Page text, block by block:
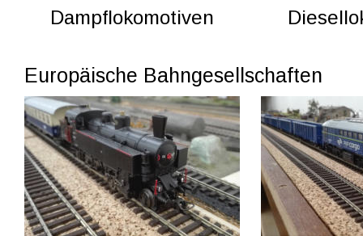
Dampflokomotiven
Europäische Bahngesellschaften